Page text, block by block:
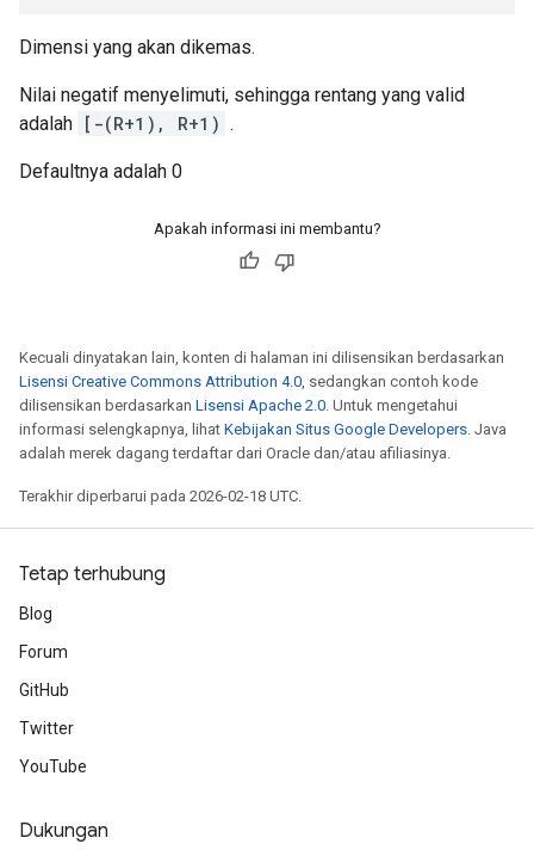
Dimensi yang akan dikemas.
Nilai negatif menyelimuti, sehingga rentang yang valid
adalah [-(R+1), R+1) .
Defaultnya adalah 0
Apakah informasi ini membantu?
Kecuali dinyatakan lain, konten di halaman ini dilisensikan berdasarkan
Lisensi Creative Commons Attribution 4.0, sedangkan contoh kode
dilisensikan berdasarkan Lisensi Apache 2.0. Untuk mengetahui
informasi selengkapnya, lihat Kebijakan Situs Google Developers. Java
adalah merek dagang terdaftar dari Oracle dan/atau afiliasinya.
Terakhir diperbarui pada 2026-02-18 UTC.
Tetap terhubung
Blog
Forum
GitHub
Twitter
YouTube
Dukungan